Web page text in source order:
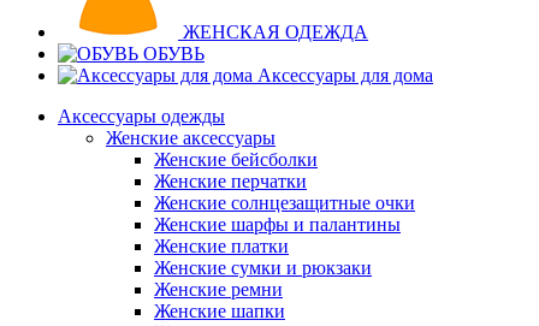
ЖЕНСКАЯ ОДЕЖДА
ОБУВЬ
Аксессуары для дома
Аксессуары одежды
Женские аксессуары
Женские бейсболки
Женские перчатки
Женские солнцезащитные очки
Женские шарфы и палантины
Женские платки
Женские сумки и рюкзаки
Женские ремни
Женские шапки